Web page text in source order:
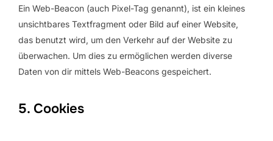
Ein Web-Beacon (auch Pixel-Tag genannt), ist ein kleines
unsichtbares Textfragment oder Bild auf einer Website,
das benutzt wird, um den Verkehr auf der Website zu
überwachen. Um dies zu ermöglichen werden diverse
Daten von dir mittels Web-Beacons gespeichert.
5. Cookies